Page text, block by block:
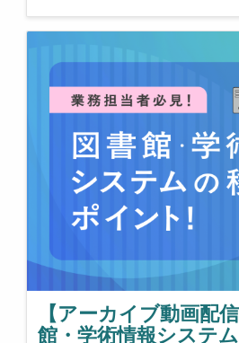
【アーカイブ動画配
館・学術情報システ